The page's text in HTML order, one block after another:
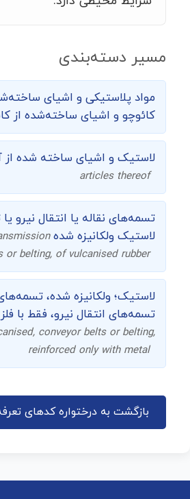
مسیر دسته‌بندی
مواد پلاستیکی و اشیای
کائوچو و اشیای ساخته‌شده از
لاستیک و اشیای ساخته شده
articles thereof
تسمه‌های نقاله یا انتقال نیرو
لاستیک ولکانیزه شده
or belting, of vulcanised rubber
لاستیک؛ ولکانیزه شده،
تسمه‌های انتقال نیرو، فقط با
conveyor belts or belting,
reinforced only with metal
بازگشت به درختواره کدهای